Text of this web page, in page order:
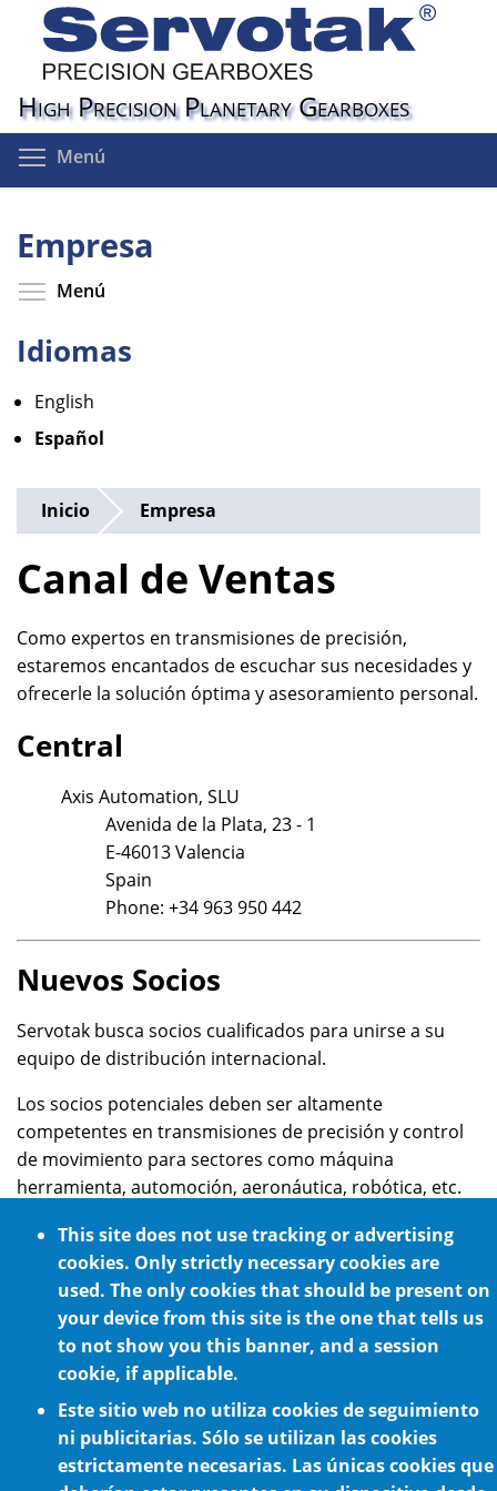
Pasar
contenido
principal
High Precision Planetary Gearboxes
Menú
Empresa
Menú
Idiomas
English
Español
Inicio Empresa
Canal de Ventas
Como expertos en transmisiones de precisión,
estaremos encantados de escuchar sus necesidades y
ofrecerle la solución óptima y asesoramiento personal.
Central
Axis Automation, SLU
Avenida de la Plata, 23 - 1
E-46013 Valencia
Spain
Phone: +34 963 950 442
Nuevos Socios
Servotak busca socios cualificados para unirse a su
equipo de distribución internacional.
Los socios potenciales deben ser altamente
competentes en transmisiones de precisión y control
de movimiento para sectores como máquina
herramienta, automoción, aeronáutica, robótica, etc.
Servotak busca relaciones a largo plazo y
proporcionará excelentes servicios de marketing y
asistencia técnica a todos sus socios distribuidores.
Póngase en contacto con Servotak directamente o
utilice el formulario de contacto.
Teléfono: +34 963 950 442
This site does not use tracking or advertising
cookies. Only strictly necessary cookies are
used. The only cookies that should be present on
your device from this site is the one that tells us
to not show you this banner, and a session
cookie, if applicable.
Este sitio web no utiliza cookies de seguimiento
ni publicitarias. Sólo se utilizan las cookies
estrictamente necesarias. Las únicas cookies que